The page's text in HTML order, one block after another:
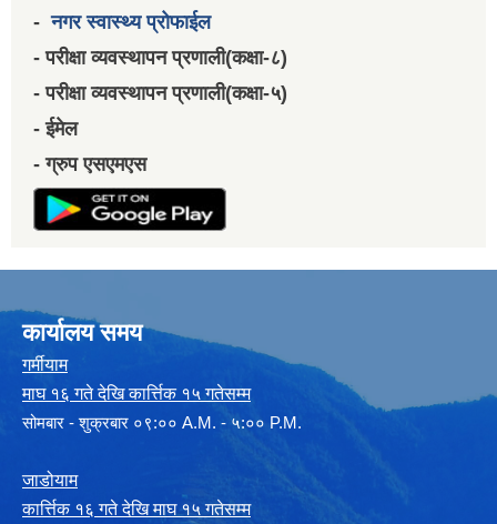
-नगर स्वास्थ्य प्रोफाईल
- परीक्षा व्यवस्थापन प्रणाली(कक्षा-८)
- परीक्षा व्यवस्थापन प्रणाली(कक्षा-५)
- ईमेल
- ग्रुप एसएमएस
कार्यालय समय
गर्मीयाम
माघ १६ गते देखि कार्त्तिक १५ गतेसम्म
सोमबार - शुक्रबार ०९:०० A.M. - ५:०० P.M.
जाडोयाम
कार्त्तिक १६ गते देखि माघ १५ गतेसम्म